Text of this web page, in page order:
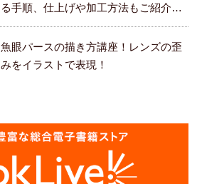
る手順、仕上げや加工方法もご紹介し
ます。
魚眼パースの描き方講座！レンズの歪
みをイラストで表現！